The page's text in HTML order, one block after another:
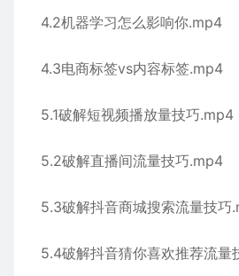
4.2机器学习怎么影响你.mp4
4.3电商标签vs内容标签.mp4
5.1破解短视频播放量技巧.mp4
5.2破解直播间流量技巧.mp4
5.3破解抖音商城搜索流量技巧
5.4破解抖音猜你喜欢推荐流量